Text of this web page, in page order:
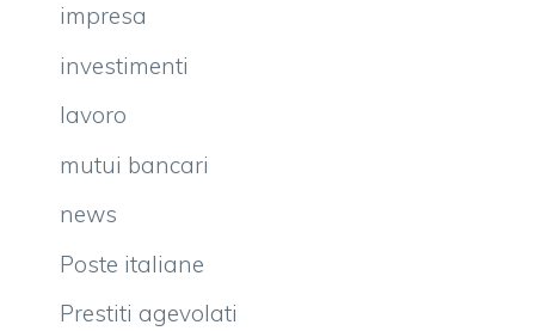
impresa
investimenti
lavoro
mutui bancari
news
Poste italiane
Prestiti agevolati